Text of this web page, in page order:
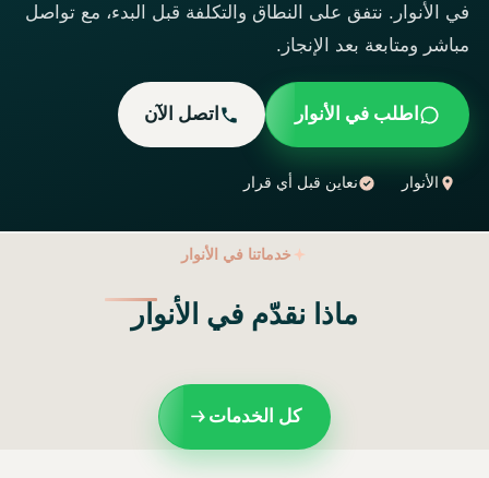
في الأنوار. نتفق على النطاق والتكلفة قبل البدء، مع تواصل
مباشر ومتابعة بعد الإنجاز.
اطلب في الأنوار اتصل الآن
الأنوار نعاين قبل أي قرار
خدماتنا في الأنوار
ماذا نقدّم في الأنوار
كل الخدمات